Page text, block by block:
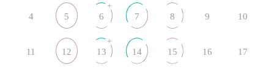
4 5 6
+
7 8 9 10
11 12 13
+
14 15 16 17